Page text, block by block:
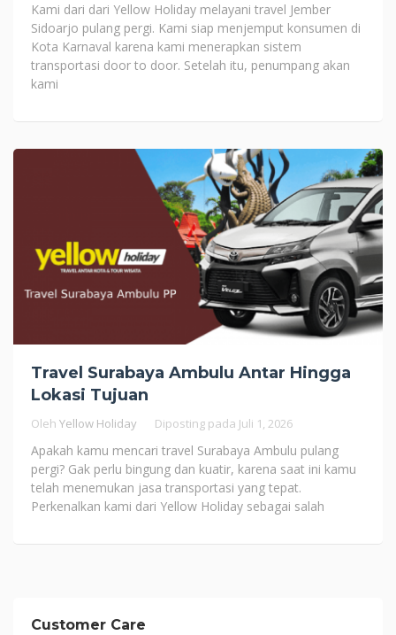
Kami dari dari Yellow Holiday melayani travel Jember
Sidoarjo pulang pergi. Kami siap menjemput konsumen di
Kota Karnaval karena kami menerapkan sistem
transportasi door to door. Setelah itu, penumpang akan
kami
Travel Surabaya Ambulu Antar Hingga
Lokasi Tujuan
Oleh Yellow Holiday Diposting pada Juli 1, 2026
Apakah kamu mencari travel Surabaya Ambulu pulang
pergi? Gak perlu bingung dan kuatir, karena saat ini kamu
telah menemukan jasa transportasi yang tepat.
Perkenalkan kami dari Yellow Holiday sebagai salah
Customer Care